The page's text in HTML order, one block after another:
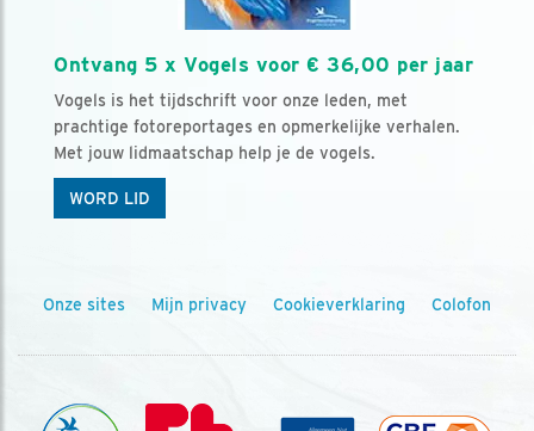
Ontvang 5 x Vogels voor € 36,00 per jaar
Vogels is het tijdschrift voor onze leden, met
prachtige fotoreportages en opmerkelijke verhalen.
Met jouw lidmaatschap help je de vogels.
WORD LID
Onze sites Mijn privacy Cookieverklaring Colofon